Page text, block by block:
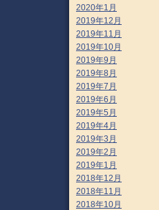
2020年1月
2019年12月
2019年11月
2019年10月
2019年9月
2019年8月
2019年7月
2019年6月
2019年5月
2019年4月
2019年3月
2019年2月
2019年1月
2018年12月
2018年11月
2018年10月